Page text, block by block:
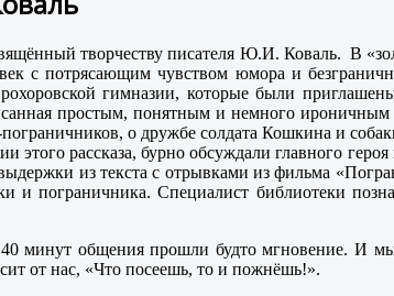
творчеству писателя Ю.И. Коваль. В
с потрясающим чувством юмора и
гимназии, которые были
простым, понятным и немного
о дружбе солдата Кошкина и
рассказа, бурно обсуждали главного
из текста с отрывками из фильма
и пограничника. Специалист библиотеки
минут общения прошли будто мгновение. И
от нас, «Что посеешь, то и пожнёшь!».